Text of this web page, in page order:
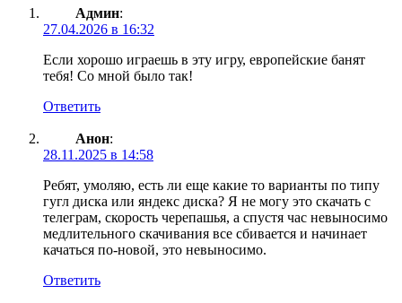
Админ:
27.04.2026 в 16:32
Если хорошо играешь в эту игру, европейские банят
тебя! Со мной было так!
Ответить
Анон:
28.11.2025 в 14:58
Ребят, умоляю, есть ли еще какие то варианты по типу
гугл диска или яндекс диска? Я не могу это скачать с
телеграм, скорость черепашья, а спустя час невыносимо
медлительного скачивания все сбивается и начинает
качаться по-новой, это невыносимо.
Ответить